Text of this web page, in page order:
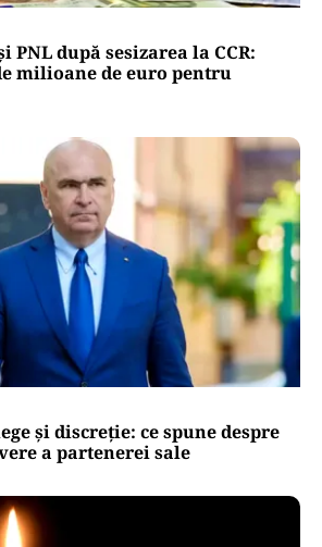
PNL după sesizarea la CCR:
milioane de euro pentru
și discreție: ce spune despre
a partenerei sale